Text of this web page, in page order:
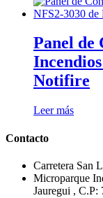
Panel de
Notifire
Leer más
Contacto
Carretera San
Microparque
Jauregui , C.P: